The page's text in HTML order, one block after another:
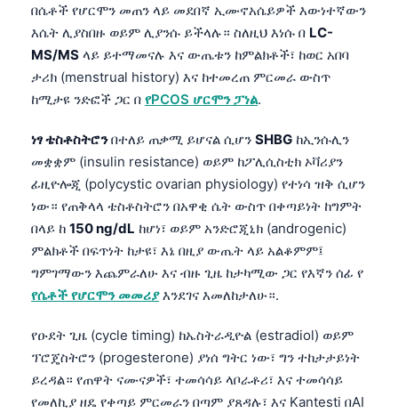
በሴቶች የሆርሞን መጠን ላይ መደበኛ ኢሙኖአሴይዎች እውነተኛውን
እሴት ሊያስበዙ ወይም ሊያንሱ ይችላሉ። ስለዚህ እነሱ በ LC-
MS/MS ላይ ይተማመናሉ እና ውጤቱን ከምልክቶች፣ ከወር አበባ
ታሪክ (menstrual history) እና ከተመረጠ ምርመራ ውስጥ
ከሚታዩ ንድፎች ጋር በ የPCOS ሆርሞን ፓነል.
ነፃ ቴስቶስትሮንበተለይ ጠቃሚ ይሆናል ሲሆን SHBG ከኢንሱሊን
መቋቋም (insulin resistance) ወይም ከፖሊሲስቲክ ኦቫሪያን
ፊዚዮሎጂ (polycystic ovarian physiology) የተነሳ ዝቅ ሲሆን
ነው። የጠቅላላ ቴስቶስትሮን በአዋቂ ሴት ውስጥ በቀጣይነት ከግምት
በላይ ከ 150 ng/dL ከሆነ፣ ወይም አንድሮጂኒክ (androgenic)
ምልክቶች በፍጥነት ከታዩ፣ እኔ በዚያ ውጤት ላይ አልቆምም፤
ግምገማውን እጨምራለሁ እና ብዙ ጊዜ ከታካሚው ጋር የእኛን ሰፊ የ
የሴቶች የሆርሞን መመሪያእንደገና እመለከታለሁ።.
የዑደት ጊዜ (cycle timing) ከኤስትራዲዮል (estradiol) ወይም
ፕሮጄስትሮን (progesterone) ያነሰ ግትር ነው፣ ግን ተከታታይነት
ይረዳል። የጠዋት ናሙናዎች፣ ተመሳሳይ ላቦራቶሪ፣ እና ተመሳሳይ
የመለኪያ ዘዴ የቀጣይ ምርመራን በጣም ያጸዳሉ፣ እና Kantesti በAI
Basa Jawa
Cebuano
ئۇيغۇرچە
Кыргызча
Татар теле
Беларуская мова
Esperanto
Frysk
Norsk bokmål